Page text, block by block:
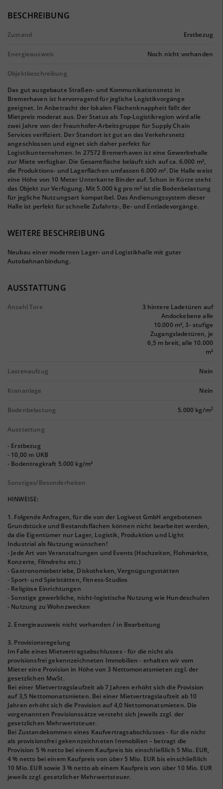
BESCHREIBUNG
Zustand Erstbezug
Energieausweis Noch nicht vorhanden
Objektbeschreibung
Das gut ausgebaute Straßen- und Kommunikationsnetz in
Bremerhaven ist hervorragend für jegliche Logistikvorgänge
geeignet. In Anbetracht der lokalen Flächenknappheit fällt der
Mietpreis moderat aus. Der Status als Top-Logistikregion wird alle
zwei Jahre von der Fraunhofer-Arbeitsgruppe für Supply Chain
Services verifiziert. Der Standort ist gut an das Verkehrsnetz
angeschlossen und eignet sich daher perfekt für
Logistikunternehmen. In 27572 Bremerhaven ist eine Gewerbehalle
zur Miete verfügbar. Die Gesamtfläche beläuft sich auf ca. 6.000 m²,
die Produktions- und Lagerflächen umfassen 6.000 m². Die Halle weist
eine Höhe von 10 Meter Unterkante Binder auf. Schon in Kürze steht
das Objekt zur Verfügung. Mit 5.000 kg pro m² ist die Bodenbelastung
für jegliche Nutzungsart kompatibel. Das Andienungssystem dieser
Halle ist perfekt für schnelle Zufahrts-, Be- und Entladevorgänge.
WEITERE BESCHREIBUNG
Neubau einer modernen Lager- und Logistikhalle mit guter
Autobahnanbindung.
AUSSTATTUNG
Anzahl Tore
3 hintere Ladetüren auf
Andockebene alle
10.000 m², 3- stufige
Zugangsladetüren, je
6,5 m breit, alle 10.000
m²
Lastenaufzug Nein
Krananlage Nein
Bodenbelastung 5.000 kg/m2
Ausstattung
- Erstbezug
- 10,00 m UKB
- Bodentragkraft 5.000 kg/m²
Sonstiges/Besonderheiten
HINWEISE:
1. Folgende Anfragen, für die von der Logivest GmbH angebotenen
Grundstücke und Bestandsflächen können nicht bearbeitet werden,
da die Eigentümer nur Lager, Logistik, Produktion und Light
Industrial als Nutzung wünschen!
- Jede Art von Veranstaltungen und Events (Hochzeiten, Flohmärkte,
Konzerte, Filmdrehs etc.)
- Gastronomiebetriebe, Diskotheken, Vergnügungsstätten
- Sport- und Spielstätten, Fitness-Studios
- Religiöse Einrichtungen
- Sonstige gewerbliche, nicht-logistische Nutzung wie Hundeschulen
- Nutzung zu Wohnzwecken
2. Energieausweis nicht vorhanden / in Bearbeitung
3. Provisionsregelung
Im Falle eines Mietvertragsabschlusses - für die nicht als
provisionsfrei gekennzeichneten Immobilien - erhalten wir vom
Mieter eine Provision in Höhe von 3 Nettomonatsmieten zzgl. der
gesetzlichen MwSt.
Bei einer Mietvertragslaufzeit ab 7 Jahren erhöht sich die Provision
auf 3,5 Nettomonatsmieten. Bei einer Mietvertragslaufzeit ab 10
Jahren erhöht sich die Provision auf 4,0 Nettomonatsmieten. Die
vorgenannten Provisionssätze versteht sich jeweils zzgl. der
gesetzlichen Mehrwertsteuer.
Bei Zustandekommen eines Kaufvertragsabschlusses - für die nicht
als provisionsfrei gekennzeichneten Immobilien – betragt die
Provision 5 % netto bei einem Kaufpreis bis einschließlich 5 Mio. EUR,
4 % netto bei einem Kaufpreis von über 5 Mio. EUR bis einschließlich
10 Mio. EUR sowie 3 % netto ab einem Kaufpreis von über 10 Mio. EUR
jeweils zzgl. gesetzlicher Mehrwertsteuer.